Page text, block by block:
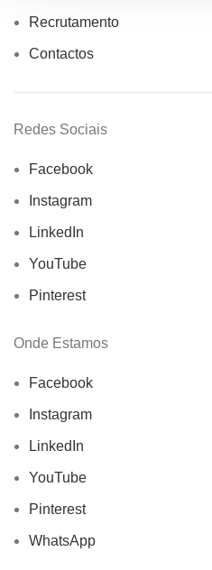
Recrutamento
Contactos
Redes Sociais
Facebook
Instagram
LinkedIn
YouTube
Pinterest
Onde Estamos
Facebook
Instagram
LinkedIn
YouTube
Pinterest
WhatsApp